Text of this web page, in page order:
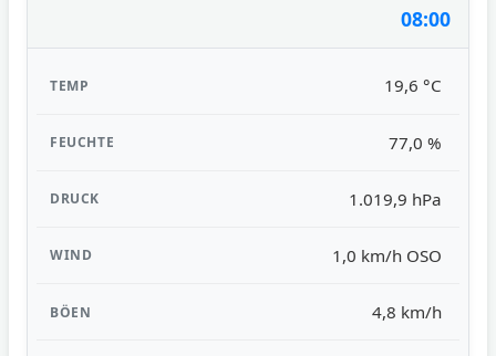
08:00
19,6 °C
77,0 %
1.019,9 hPa
1,0 km/h OSO
4,8 km/h